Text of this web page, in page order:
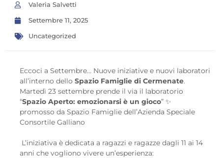
Valeria Salvetti
Settembre 11, 2025
Uncategorized
Eccoci a Settembre… Nuove iniziative e nuovi laboratori
all’interno dello Spazio Famiglie di Cermenate.
Martedì 23 settembre prende il via il laboratorio
“Spazio Aperto: emozionarsi è un gioco” ✨
promosso da Spazio Famiglie dell’Azienda Speciale
Consortile Galliano
L’iniziativa è dedicata a ragazzi e ragazze dagli 11 ai 14
anni che vogliono vivere un’esperienza: